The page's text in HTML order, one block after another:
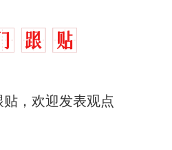
，欢迎发表观点